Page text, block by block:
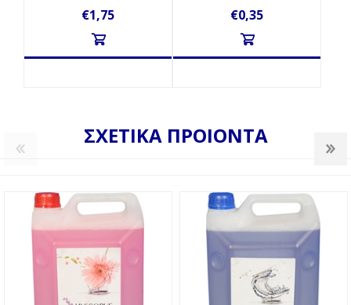
€1,75 €0,35
ΣΧΕΤΙΚΑ ΠΡΟΙΟΝΤΑ